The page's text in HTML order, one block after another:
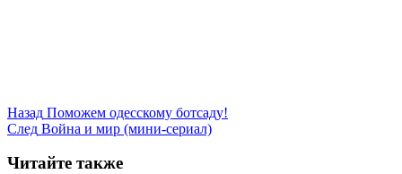
Назад Поможем одесскому ботсаду!
След Война и мир (мини-сериал)
Читайте также